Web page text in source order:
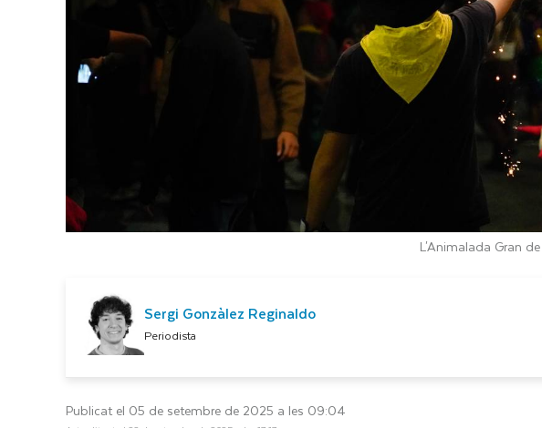
L'Animalada Gran
Sergi Gonzàlez Reginaldo
Periodista
Publicat el 05 de setembre de 2025 a les 09:04